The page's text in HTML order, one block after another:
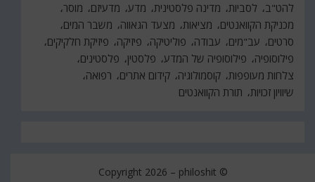
להט"ב
לסביות מדינה פלסטינית מדע מדעיזם
מוסר
מכניקת הקוואנטים
מציאות מצעד הגאווה
משבר המים
סרטים
עב"מים עבודה פוליטיקה פיזיקה
פיזיקת חלקיקים
פילוסופיה
פילוסופיה של המדע פלסטין פלסטינים
צלחות מעופפות קוסמולוגיה קידום אתרים
רפואה
שיוויון זכויות תורת הקוואנטים
© Copyright 2026 –
philoshit